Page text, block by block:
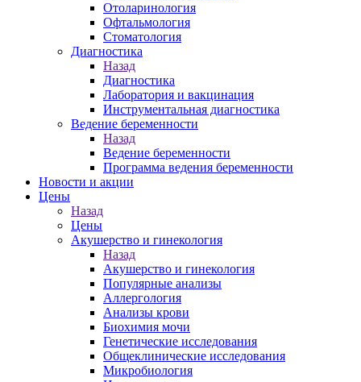
Отоларинология
Офтальмология
Стоматология
Диагностика
Назад
Диагностика
Лаборатория и вакцинация
Инструментальная диагностика
Ведение беременности
Назад
Ведение беременности
Программа ведения беременности
Новости и акции
Цены
Назад
Цены
Акушерство и гинекология
Назад
Акушерство и гинекология
Популярные анализы
Аллергология
Анализы крови
Биохимия мочи
Генетические исследования
Общеклинические исследования
Микробиология